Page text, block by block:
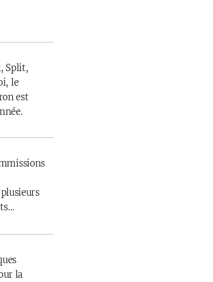
Split,
le
est
la